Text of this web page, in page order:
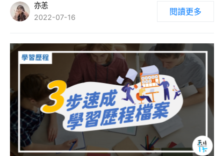
亦恙
2022-07-16
閱讀更多